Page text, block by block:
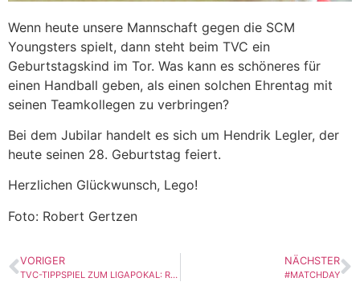
Wenn heute unsere Mannschaft gegen die SCM
Youngsters spielt, dann steht beim TVC ein
Geburtstagskind im Tor. Was kann es schöneres für
einen Handball geben, als einen solchen Ehrentag mit
seinen Teamkollegen zu verbringen?
Bei dem Jubilar handelt es sich um Hendrik Legler, der
heute seinen 28. Geburtstag feiert.
Herzlichen Glückwunsch, Lego!
Foto: Robert Gertzen
VORIGER
TVC-TIPPSPIEL ZUM LIGAPOKAL: RUNDE 6 ++ DEEBEN SIEGT IN DER VORWOCHE
NÄCHSTER
#MATCHDAY